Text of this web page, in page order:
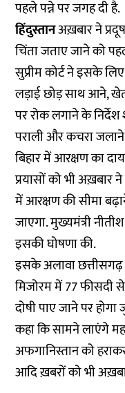
पहले पन्ने पर जगह दी है.
हिंदुस्तानअख़बार ने
चिंता जताए जाने को
सुप्रीम कोर्ट ने इसके
लड़ाई छोड़ साथ आने,
पर रोक लगाने के निर्देश
पराली और कचरा
बिहार में आरक्षण का
प्रयासों को भी अख़बार
में आरक्षण की सीमा
जाएगा. मुख्यमंत्री
इसकी घोषणा की.
इसके अलावा
मिजोरम में 77 फीसदी
दोषी पाए जाने पर होगा
कहा कि सामने लाएंगे
अफगानिस्तान को
आदि ख़बरों को भी